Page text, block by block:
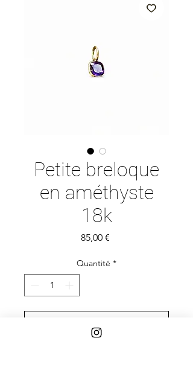
Petite breloque
en améthyste
18k
85,00 €Prix
Quantité *